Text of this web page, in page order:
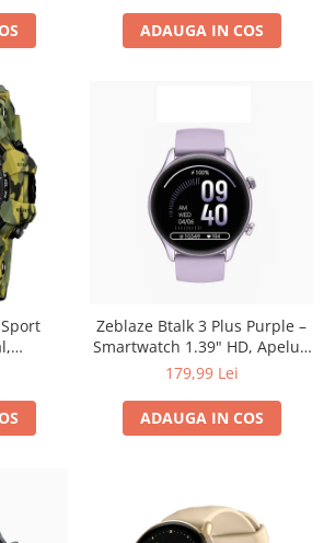
ADAUGA IN COS
LED,
Zeblaze Btalk 3 Plus Purple –
Smartwatch 1.39" HD, Apeluri
Bluetooth, HR, SpO₂, Fitness,
179,99 Lei
ADAUGA IN COS